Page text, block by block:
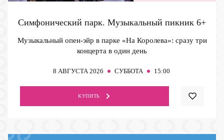
Симфонический парк. Музыкальный пикник 6+
Музыкальный опен-эйр в парке «На Королева»: сразу три
концерта в один день
8 АВГУСТА 2026 СУББОТА 15:00
КУПИТЬ